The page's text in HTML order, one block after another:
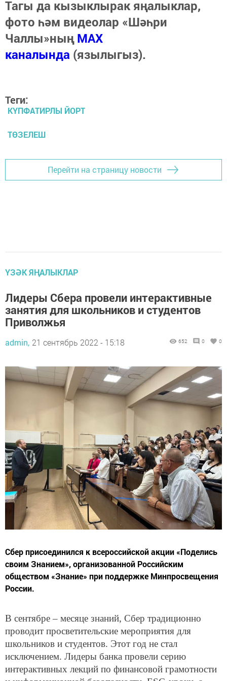
Тагы да кызыклырак яңалыклар,
фото һәм видеолар «Шәһри
Чаллы»ныңMAX
каналында (язылыгыз).
Теги:
КҮПФАТИРЛЫ ЙОРТ
ТӨЗЕЛЕШ
Перейти на страницу новости
ҮЗӘК ЯҢАЛЫКЛАР
Лидеры Сбера провели интерактивные
занятия для школьников и студентов
Приволжья
admin, 21 сентябрь 2022 - 15:18 652 0 0
Сбер присоединился к всероссийской акции «Поделись
своим Знанием», организованной Российским
обществом «Знание» при поддержке Минпросвещения
России.
В сентябре – месяце знаний, Сбер традиционно
проводит просветительские мероприятия для
школьников и студентов. Этот год не стал
исключением. Лидеры банка провели серию
интерактивных лекций по финансовой грамотности